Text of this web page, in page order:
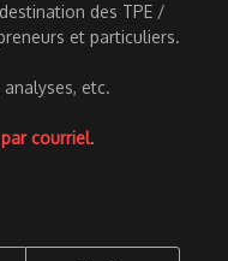
des TPE /
et particuliers.
etc.
par courriel.